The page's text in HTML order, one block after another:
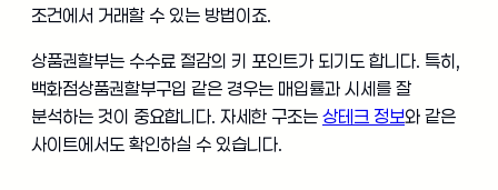
조건에서 거래할 수 있는 방법이죠.
상품권할부는 수수료 절감의 키 포인트가 되기도 합니다. 특히,
백화점상품권할부구입 같은 경우는 매입률과 시세를 잘
분석하는 것이 중요합니다. 자세한 구조는 상테크 정보와 같은
사이트에서도 확인하실 수 있습니다.